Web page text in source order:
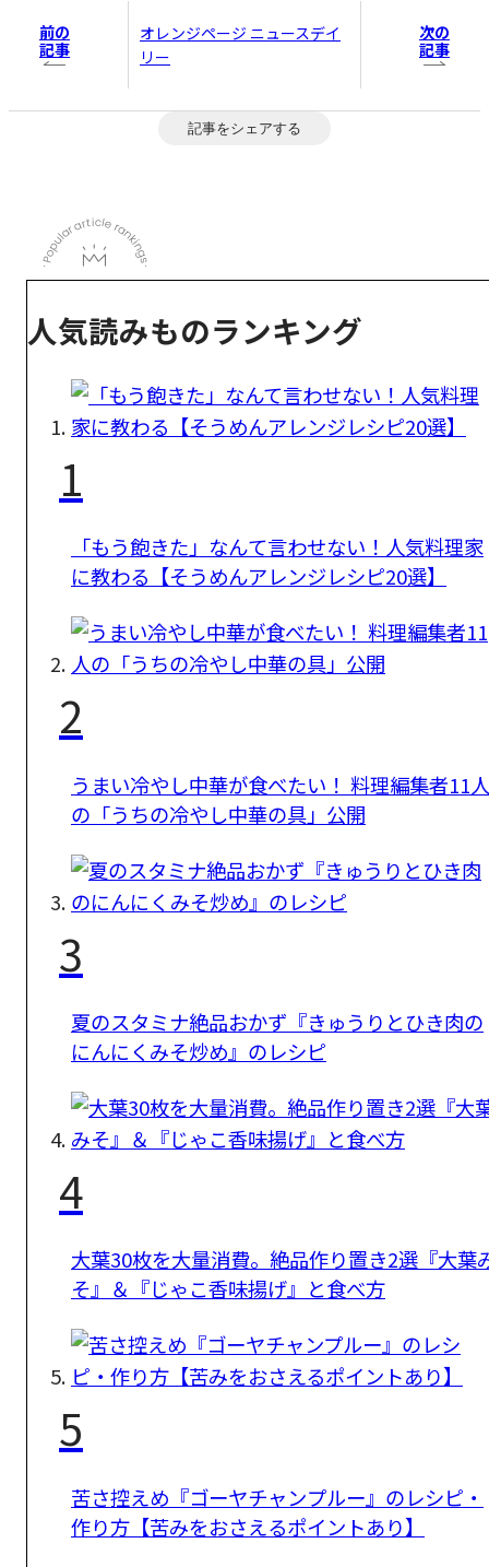
前の
記事
オレンジページ ニュースデイ
リー
次の
記事
記事をシェアする
人気読みものランキング
1
「もう飽きた」なんて言わせない！人気料理家
に教わる【そうめんアレンジレシピ20選】
2
うまい冷やし中華が食べたい！ 料理編集者11人
の「うちの冷やし中華の具」公開
3
夏のスタミナ絶品おかず『きゅうりとひき肉の
にんにくみそ炒め』のレシピ
4
大葉30枚を大量消費。絶品作り置き2選『大葉
そ』＆『じゃこ香味揚げ』と食べ方
5
苦さ控えめ『ゴーヤチャンプルー』のレシピ・
作り方【苦みをおさえるポイントあり】